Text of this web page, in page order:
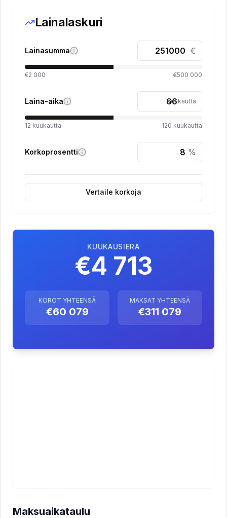
Lainalaskuri
Lainasumma €
€2 000 €500 000
Laina-aika kuukautta
12 kuukautta 120 kuukautta
Korkoprosentti %
Vertaile korkoja
KUUKAUSIERÄ
€4 713
KOROT YHTEENSÄ
€60 079
MAKSAT YHTEENSÄ
€311 079
Maksuaikataulu